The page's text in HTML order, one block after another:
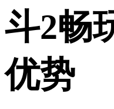
斗2畅
优势